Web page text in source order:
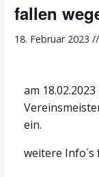
fallen
18. Februar 2023
am
ein.
weitere